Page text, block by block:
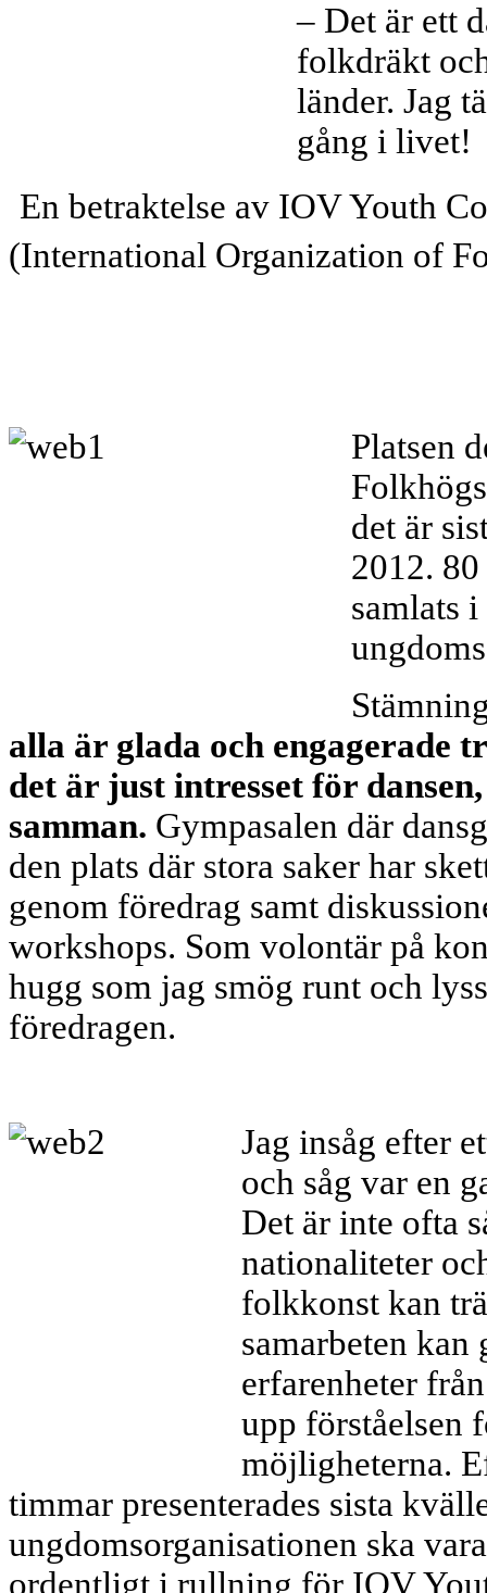
– Det är ett
folkdräkt
länder. Jag
gång i livet!
En betraktelse av IOV Youth
(International Organization of
Platsen
det är
2012.
samlats
alla är glada och engagerade
det är just intresset för
samman. Gympasalen där
den plats där stora saker har
genom föredrag samt
workshops. Som volontär på
hugg som jag smög runt och
föredragen.
Jag insåg efter
och såg var en
Det är inte ofta
nationaliteter
folkkonst kan
samarbeten
erfarenheter
upp förståelsen
möjligheterna.
timmar presenterades sista
ungdomsorganisationen ska
ordentligt i rullning för IOV